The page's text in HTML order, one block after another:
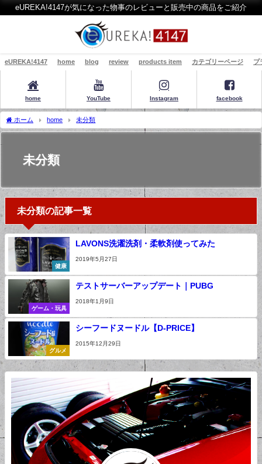
eUREKA!4147が気になった物事のレビューと販売中の商品をご紹介
eUREKA!4147 home blog review products item カテゴリーページ プ
home YouTube Instagram facebook
ホーム home 未分類
未分類
未分類の記事一覧
健康
LAVONS洗濯洗剤・柔軟剤使ってみた
2019年5月27日
ゲーム・玩具
テストサーバーアップデート｜PUBG
2018年1月9日
グルメ
シーフードヌードル【D-PRICE】
2015年12月29日